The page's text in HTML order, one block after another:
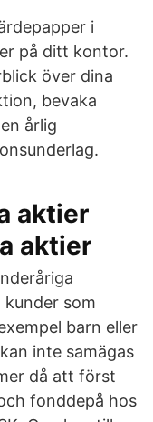
i
på ditt kontor.
över dina
bevaka
årlig
aktier
aktier
som
barn eller
inte samägas
då att först
fonddepå hos